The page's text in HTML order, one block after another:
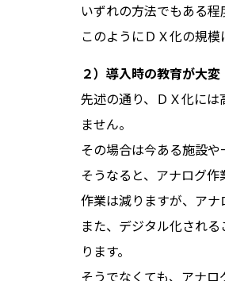
いずれの方法でもある程
このようにＤＸ化の規模
２）導入時の教育が大変
先述の通り、ＤＸ化に
ません。
その場合は今ある施設や
そうなると、アナログ
作業は減りますが、アナ
また、デジタル化され
ります。
そうでなくても、アナ